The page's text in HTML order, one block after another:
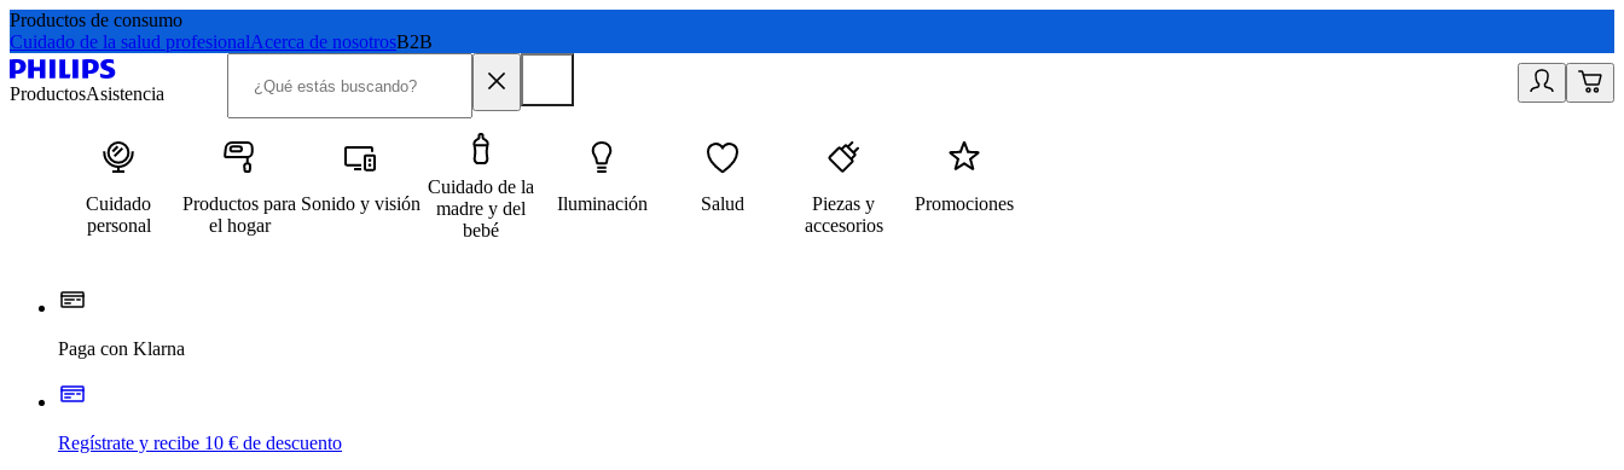
Productos de consumo
Cuidado de la salud profesionalAcerca de nosotrosB2B
ProductosAsistencia
Cuidado
personal
Productos para
el hogar
Sonido y visión
Cuidado de la
madre y del
bebé
Iluminación Salud
Piezas y
accesorios
Promociones
Paga con Klarna
Regístrate y recibe 10 € de descuento